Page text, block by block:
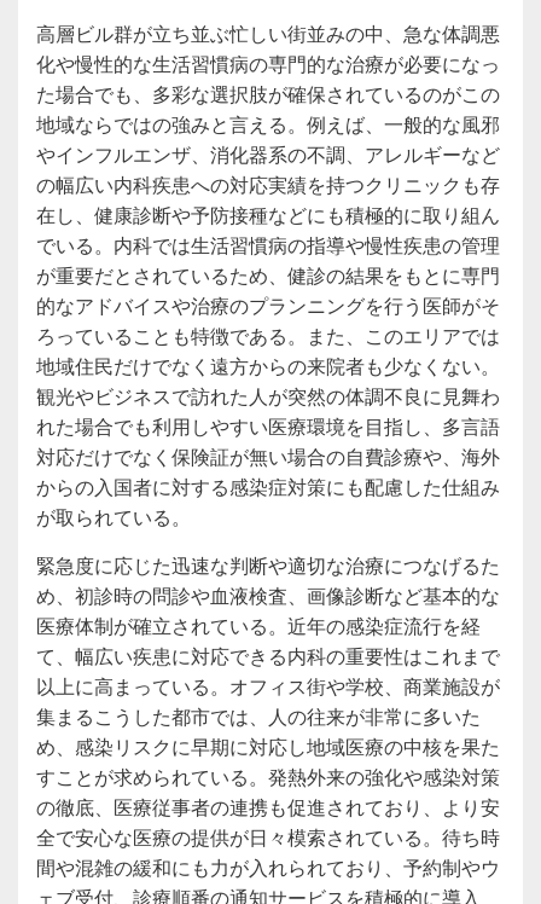
高層ビル群が立ち並ぶ忙しい街並みの中、急な体調悪
化や慢性的な生活習慣病の専門的な治療が必要になっ
た場合でも、多彩な選択肢が確保されているのがこの
地域ならではの強みと言える。例えば、一般的な風邪
やインフルエンザ、消化器系の不調、アレルギーなど
の幅広い内科疾患への対応実績を持つクリニックも存
在し、健康診断や予防接種などにも積極的に取り組ん
でいる。内科では生活習慣病の指導や慢性疾患の管理
が重要だとされているため、健診の結果をもとに専門
的なアドバイスや治療のプランニングを行う医師がそ
ろっていることも特徴である。また、このエリアでは
地域住民だけでなく遠方からの来院者も少なくない。
観光やビジネスで訪れた人が突然の体調不良に見舞わ
れた場合でも利用しやすい医療環境を目指し、多言語
対応だけでなく保険証が無い場合の自費診療や、海外
からの入国者に対する感染症対策にも配慮した仕組み
が取られている。
緊急度に応じた迅速な判断や適切な治療につなげるた
め、初診時の問診や血液検査、画像診断など基本的な
医療体制が確立されている。近年の感染症流行を経
て、幅広い疾患に対応できる内科の重要性はこれまで
以上に高まっている。オフィス街や学校、商業施設が
集まるこうした都市では、人の往来が非常に多いた
め、感染リスクに早期に対応し地域医療の中核を果た
すことが求められている。発熱外来の強化や感染対策
の徹底、医療従事者の連携も促進されており、より安
全で安心な医療の提供が日々模索されている。待ち時
間や混雑の緩和にも力が入れられており、予約制やウ
ェブ受付、診療順番の通知サービスを積極的に導入